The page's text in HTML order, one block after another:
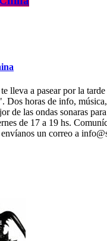
lleva a pasear por la
Dos horas de info,
de las ondas sonaras
de 17 a 19 hs.
un correo a